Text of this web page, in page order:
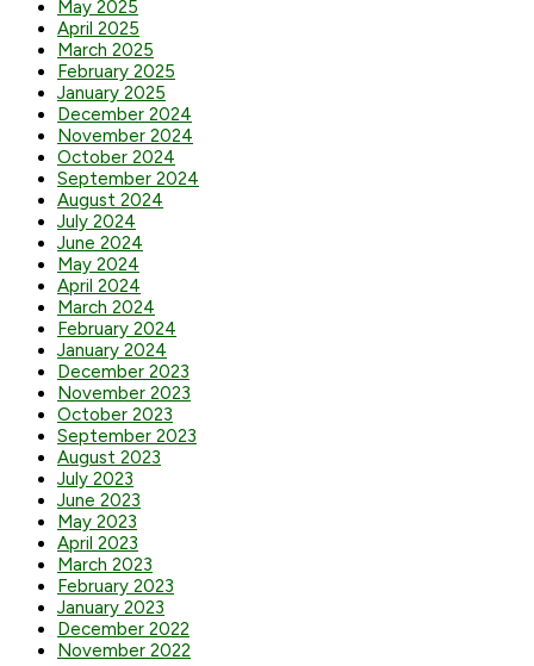
May 2025
April 2025
March 2025
February 2025
January 2025
December 2024
November 2024
October 2024
September 2024
August 2024
July 2024
June 2024
May 2024
April 2024
March 2024
February 2024
January 2024
December 2023
November 2023
October 2023
September 2023
August 2023
July 2023
June 2023
May 2023
April 2023
March 2023
February 2023
January 2023
December 2022
November 2022